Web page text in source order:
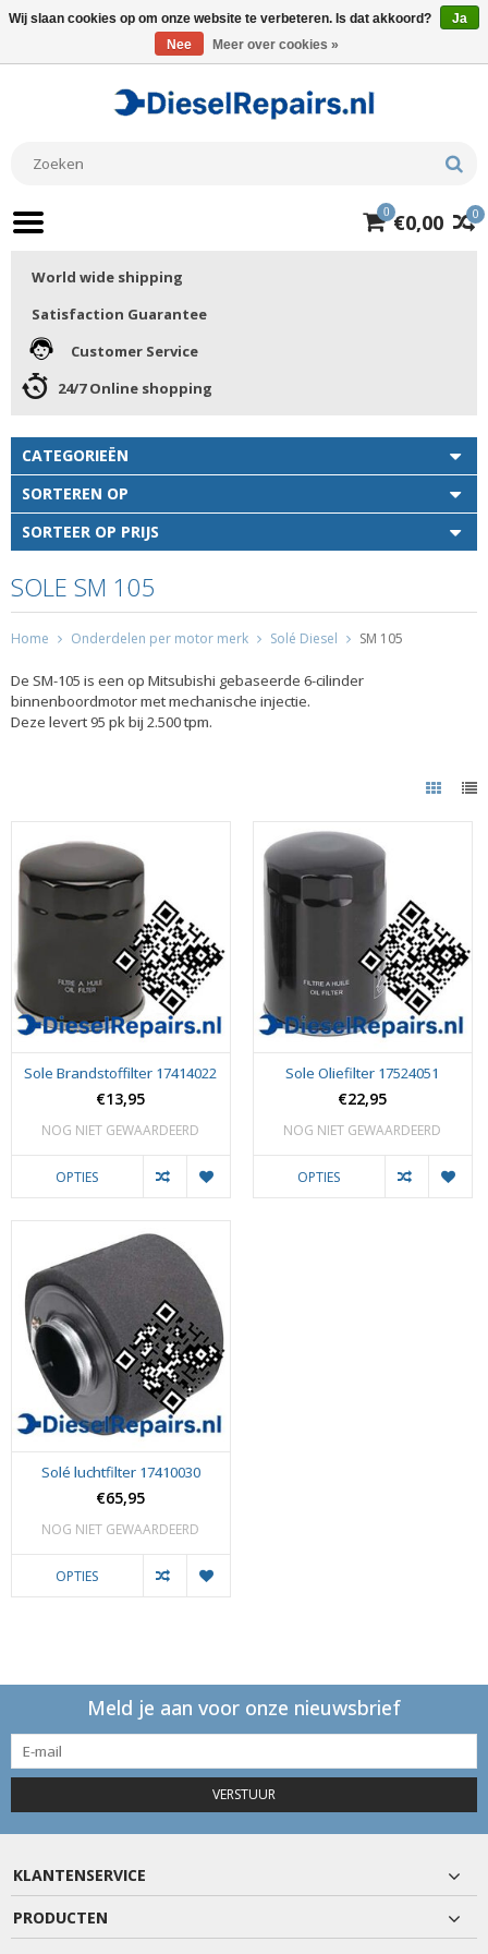
0
0 €0,00
World wide shipping
Satisfaction Guarantee
Customer Service
24/7 Online shopping
CATEGORIEËN
SORTEREN OP
SORTEER OP PRIJS
SOLE SM 105
Home Onderdelen per motor merk Solé Diesel SM 105
De SM-105 is een op Mitsubishi gebaseerde 6-cilinder
binnenboordmotor met mechanische injectie.
Deze levert 95 pk bij 2.500 tpm.
Sole Brandstoffilter 17414022
€13,95
NOG NIET GEWAARDEERD
OPTIES
Sole Oliefilter 17524051
€22,95
NOG NIET GEWAARDEERD
OPTIES
Solé luchtfilter 17410030
€65,95
NOG NIET GEWAARDEERD
OPTIES
Meld je aan voor onze nieuwsbrief
VERSTUUR
KLANTENSERVICE
PRODUCTEN
Wij slaan cookies op om onze website te verbeteren. Is dat akkoord?
Ja
Nee
Meer over cookies »